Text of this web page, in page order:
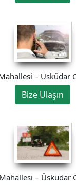
– Üsküdar
Bize Ulaşın
– Üsküdar